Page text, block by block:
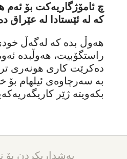
چ ئامۆژگاریەکت بۆ ئەم
کە لە ئێستادا لە عێراق
هەوڵ بدە کە لەگەڵ
راستگۆبیت، هەوڵبدە
دەکرێت کاری هونەری
بە سەرچاوەی ئیلهام بۆ
بکەویتە ژێر
بەشداریکردن بۆ